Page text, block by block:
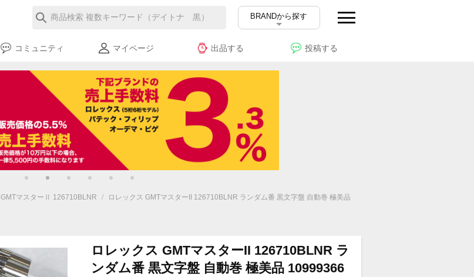
BRANDから探す
コミュニティ マイページ 出品する 投稿する
GMTマスターⅡ 126710BLNR /
ロレックス GMTマスターII 126710BLNR ランダム番 黒文字盤 自動巻 極美品
ロレックス GMTマスターII 126710BLNR ラ
ンダム番 黒文字盤 自動巻 極美品 10999366